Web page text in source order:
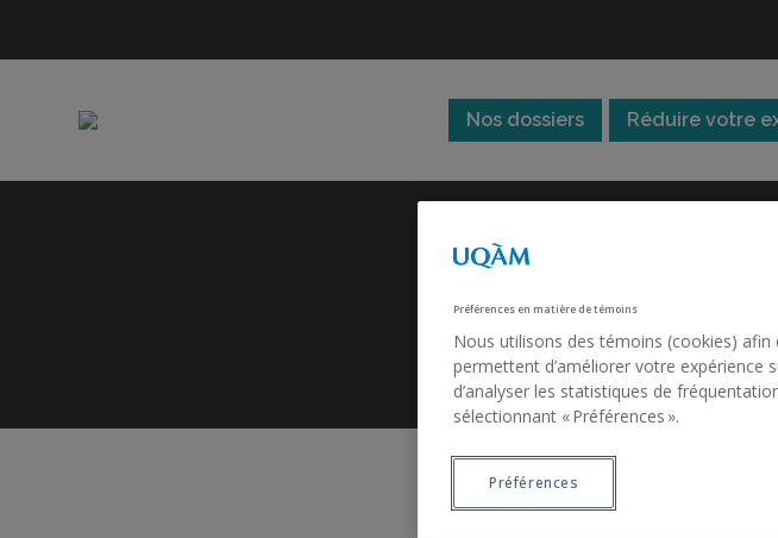
Nos dossiers Réduire votre
Préférences en matière de témoins
Nous utilisons des témoins (cookies)
permettent d’améliorer votre expérience
d’analyser les statistiques de
sélectionnant « Préférences ».
Préférences